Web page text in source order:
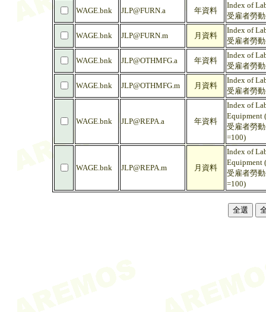
WAGE.bnk JLP@FURN.a 年資料
Index of
受雇者勞
WAGE.bnk JLP@FURN.m 月資料
Index of
受雇者勞
WAGE.bnk JLP@OTHMFG.a 年資料
Index of
受雇者勞
WAGE.bnk JLP@OTHMFG.m 月資料
Index of
受雇者勞
WAGE.bnk JLP@REPA.a 年資料
Index of
Equipment
受雇者勞
=100)
WAGE.bnk JLP@REPA.m 月資料
Index of
Equipment
受雇者勞
=100)